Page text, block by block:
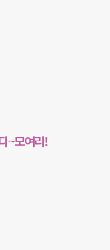
~모여라!